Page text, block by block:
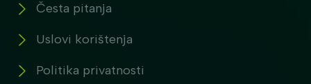
Česta pitanja
Uslovi korištenja
Politika privatnosti